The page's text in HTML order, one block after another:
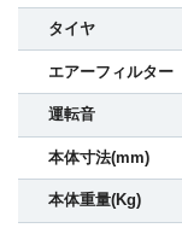
タイヤ
エアーフィルター
運転音
本体寸法(mm)
本体重量(Kg)